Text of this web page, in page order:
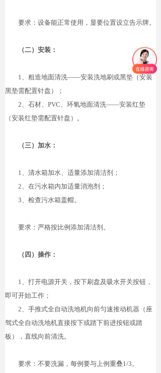
要求：设备能正常使用，显要位置设立告示牌。
（二）安装：
1、粗造地面清洗——安装洗地刷或黑垫（安装
黑垫需配置针盘）；
2、石材、 PVC、环氧地面清洗——安装红垫
（安装红垫需配置针盘）。
（三）加水：
1、清水箱加水、适量添加清洁剂；
2、在污水箱内加适量消泡剂；
3、检查污水箱盖帽。
要求：严格按比例添加清洁剂。
（四）操作：
1、打开电源开关，按下刷盘及吸水开关按钮，
即可开始工作；
2、手推式全自动洗地机向前匀速推动机器（座
驾式全自动洗地机直接按下或踏下前进按钮或踏
板），直线向前清洗。
要求：不要洗漏，每例要与上例重叠1/3。